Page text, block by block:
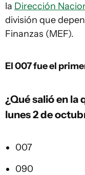
la Dirección
división que
Finanzas (MEF).
El 007fue el
¿Qué salió en la
lunes 2 de
007
090